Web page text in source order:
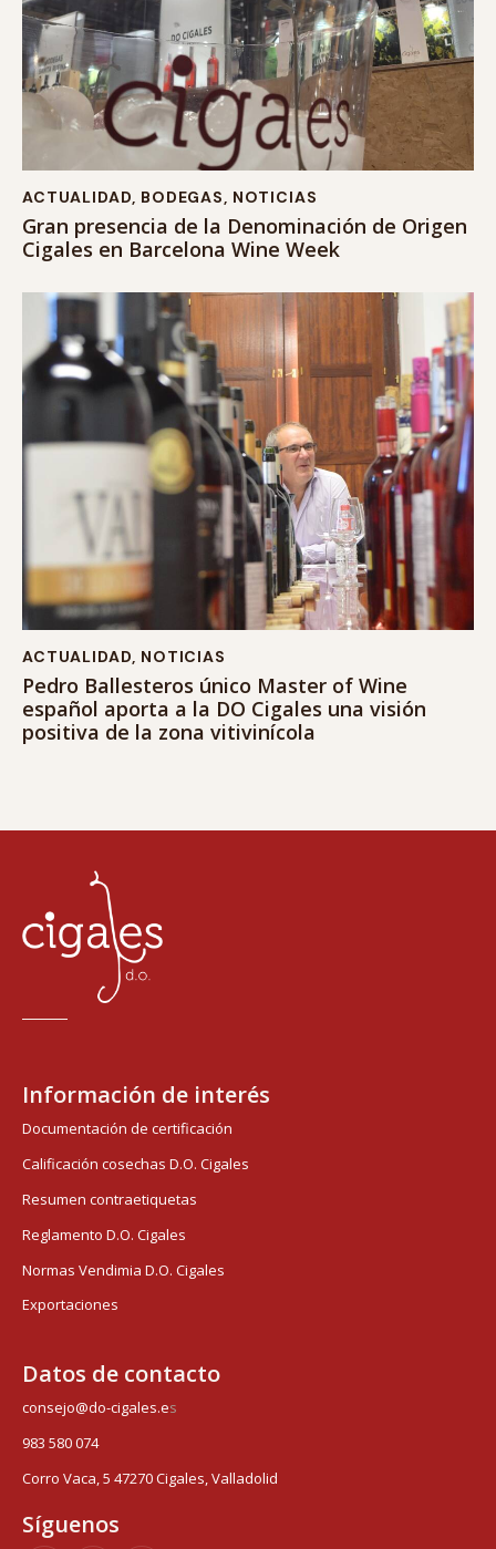
ACTUALIDAD, BODEGAS, NOTICIAS
Gran presencia de la Denominación de Origen
Cigales en Barcelona Wine Week
ACTUALIDAD NOTICIAS
Pedro Ballesteros único Master of Wine
español aporta a la DO Cigales una visión
positiva de la zona vitivinícola
Información de interés
Documentación de certificación
Calificación cosechas D.O. Cigales
Resumen contraetiquetas
Reglamento D.O. Cigales
Normas Vendimia D.O. Cigales
Exportaciones
Datos de contacto
consejo@do-cigales.es
983 580 074
Corro Vaca, 5 47270 Cigales, Valladolid
Síguenos